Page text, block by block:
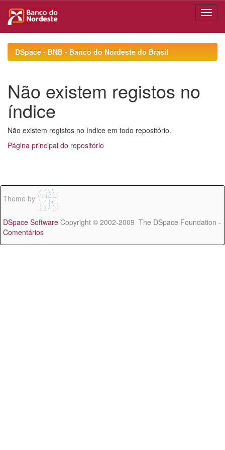
navigationDSpace - BNB - Banco do Nordeste do Brasil
Não existem registos no
índice
Não existem registos no índice em todo repositório.
Página principal do repositório
Theme by
DSpace Software Copyright © 2002-2009 The DSpace Foundation -
Comentários